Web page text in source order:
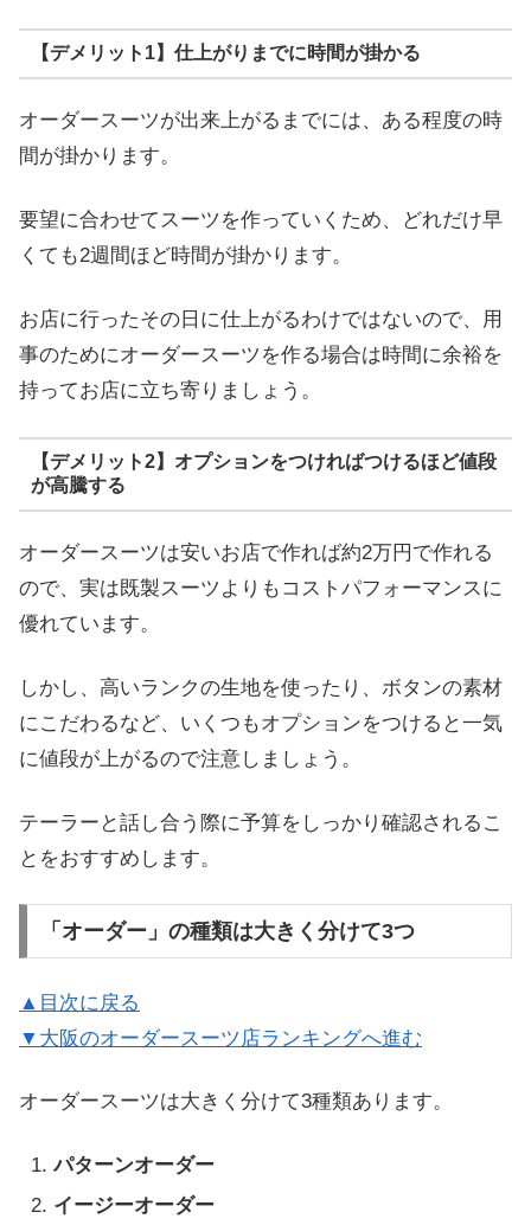
【デメリット1】仕上がりまでに時間が掛かる
オーダースーツが出来上がるまでには、ある程度の時
間が掛かります。
要望に合わせてスーツを作っていくため、どれだけ早
くても2週間ほど時間が掛かります。
お店に行ったその日に仕上がるわけではないので、用
事のためにオーダースーツを作る場合は時間に余裕を
持ってお店に立ち寄りましょう。
【デメリット2】オプションをつければつけるほど値段
が高騰する
オーダースーツは安いお店で作れば約2万円で作れる
ので、実は既製スーツよりもコストパフォーマンスに
優れています。
しかし、高いランクの生地を使ったり、ボタンの素材
にこだわるなど、いくつもオプションをつけると一気
に値段が上がるので注意しましょう。
テーラーと話し合う際に予算をしっかり確認されるこ
とをおすすめします。
「オーダー」の種類は大きく分けて3つ
▲目次に戻る
▼大阪のオーダースーツ店ランキングへ進む
オーダースーツは大きく分けて3種類あります。
パターンオーダー
イージーオーダー